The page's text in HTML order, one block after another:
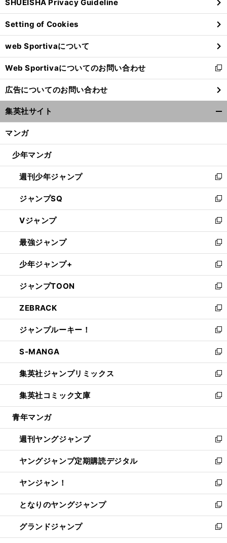
ィ
ン
ド
ウ
で
開
く
SHUEISHA Privacy Guideline
Setting of Cookies
web Sportivaについて
Web Sportivaについてのお問い合わせ
新
し
い
ウ
ィ
ン
ウ
開
く
広告についてのお問い合わせ
集英社サイト
マンガ
少年マンガ
週刊少年ジャンプ
新
し
い
ウ
ィ
ン
ド
ウ
で
開
く
ジャンプSQ
新
し
い
ウ
ィ
ン
ド
ウ
で
開
く
Vジャンプ
新
し
い
ウ
ィ
ン
ド
ウ
で
開
く
最強ジャンプ
新
し
い
ウ
ィ
ン
ド
ウ
で
開
く
少年ジャンプ+
新
し
い
ウ
ィ
ン
ド
ウ
で
開
く
ジャンプTOON
新
し
い
ウ
ィ
ン
ド
ウ
で
開
く
ZEBRACK
新
し
い
ウ
ィ
ン
ド
ウ
で
開
ジャンプルーキー！
新
し
い
ウ
ィ
ン
ド
ウ
開
く
S-MANGA
新
し
い
ウ
ィ
ン
ウ
で
開
く
集英社ジャンプリミックス
新
し
い
ウ
ン
ド
ウ
で
開
く
集英社コミック文庫
新
し
ウ
ィ
ン
ド
ウ
で
開
く
青年マンガ
週刊ヤングジャンプ
新
し
い
ウ
ィ
ン
ド
ウ
で
開
ヤングジャンプ定期購読デジタル
新
し
い
ウ
ィ
ン
ド
ウ
ヤンジャン！
新
し
い
ウ
ィ
ン
となりのヤングジャンプ
新
し
い
ウ
グランドジャンプ
新
し